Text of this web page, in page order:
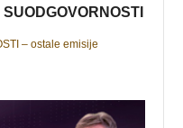
– ostale emisije